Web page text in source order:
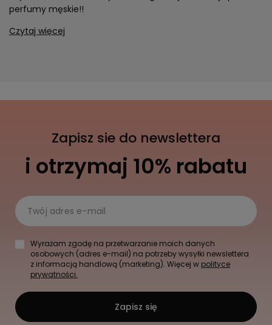
perfumy męskie!!
Czytaj więcej
Zapisz sie do newslettera
i otrzymaj 10% rabatu
Twój adres e-mail
Wyrażam zgodę na przetwarzanie moich danych
osobowych (adres e-mail) na potrzeby wysyłki newslettera
z informacją handlową (marketing). Więcej w polityce
prywatności.
Zapisz się